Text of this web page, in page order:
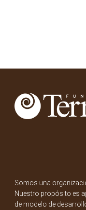
Somos una
Nuestro propósito es
de modelo de